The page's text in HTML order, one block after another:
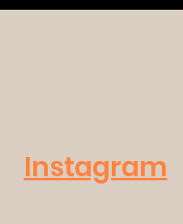
Instagram